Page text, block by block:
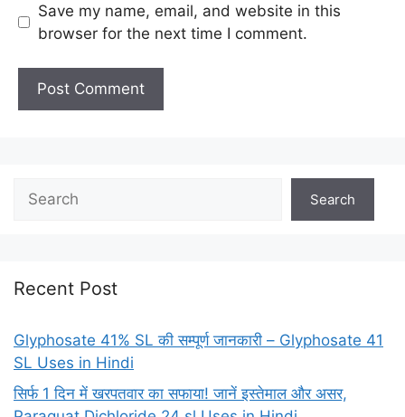
Save my name, email, and website in this
browser for the next time I comment.
Search
Recent Post
Glyphosate 41% SL की सम्पूर्ण जानकारी – Glyphosate 41
SL Uses in Hindi
सिर्फ 1 दिन में खरपतवार का सफाया! जानें इस्तेमाल और असर,